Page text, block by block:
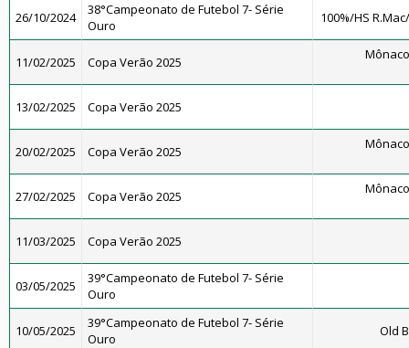
26/10/2024
38°Campeonato de Futebol 7- Série
Ouro
100%/HS
11/02/2025 Copa Verão 2025
13/02/2025 Copa Verão 2025
20/02/2025 Copa Verão 2025
27/02/2025 Copa Verão 2025
11/03/2025 Copa Verão 2025
03/05/2025
39°Campeonato de Futebol 7- Série
Ouro
10/05/2025
39°Campeonato de Futebol 7- Série
Ouro
Old